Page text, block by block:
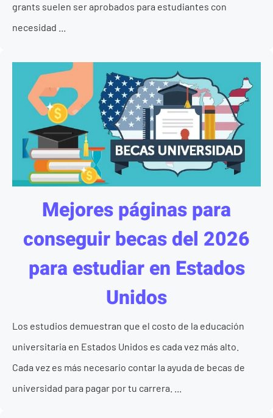
grants suelen ser aprobados para estudiantes con
necesidad ...
Mejores páginas para
conseguir becas del 2026
para estudiar en Estados
Unidos
Los estudios demuestran que el costo de la educación
universitaria en Estados Unidos es cada vez más alto.
Cada vez es más necesario contar la ayuda de becas de
universidad para pagar por tu carrera. ...